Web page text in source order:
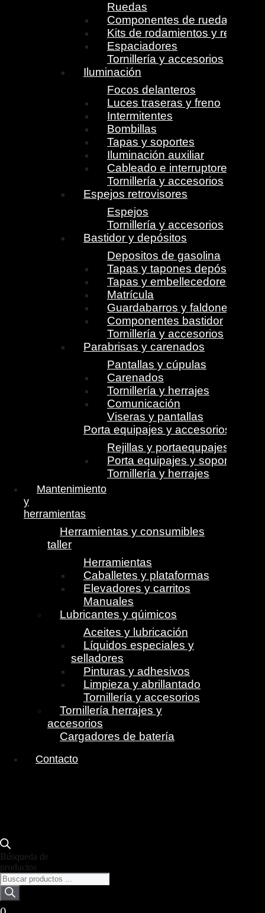
Ruedas
Componentes de ruedas
Kits de rodamientos y retenes
Espaciadores
Tornillería y accesorios
Iluminación
Focos delanteros
Luces traseras y freno
Intermitentes
Bombillas
Tapas y soportes
Iluminación auxiliar
Cableado e interruptores
Tornillería y accesorios
Espejos retrovisores
Espejos
Tornillería y accesorios
Bastidor y depósitos
Depositos de gasolina
Tapas y tapones depósito
Tapas y embellecedores
Matrícula
Guardabarros y faldones
Componentes bastidor
Tornillería y accesorios
Parabrisas y carenados
Pantallas y cúpulas
Carenados
Tornillería y herrajes
Comunicación
Viseras y pantallas
Porta equipajes y accesorios
Rejillas y portaequpajes
Porta equipajes y soportes
Tornillería y herrajes
Mantenimiento
y
herramientas
Herramientas y consumibles
taller
Herramientas
Caballetes y plataformas
Elevadores y carritos
Manuales
Lubricantes y qúimicos
Aceites y lubricación
Líquidos especiales y
selladores
Pinturas y adhesivos
Limpieza y abrillantado
Tornillería y accesorios
Tornillería herrajes y
accesorios
Cargadores de batería
Contacto
Búsqueda de
productos